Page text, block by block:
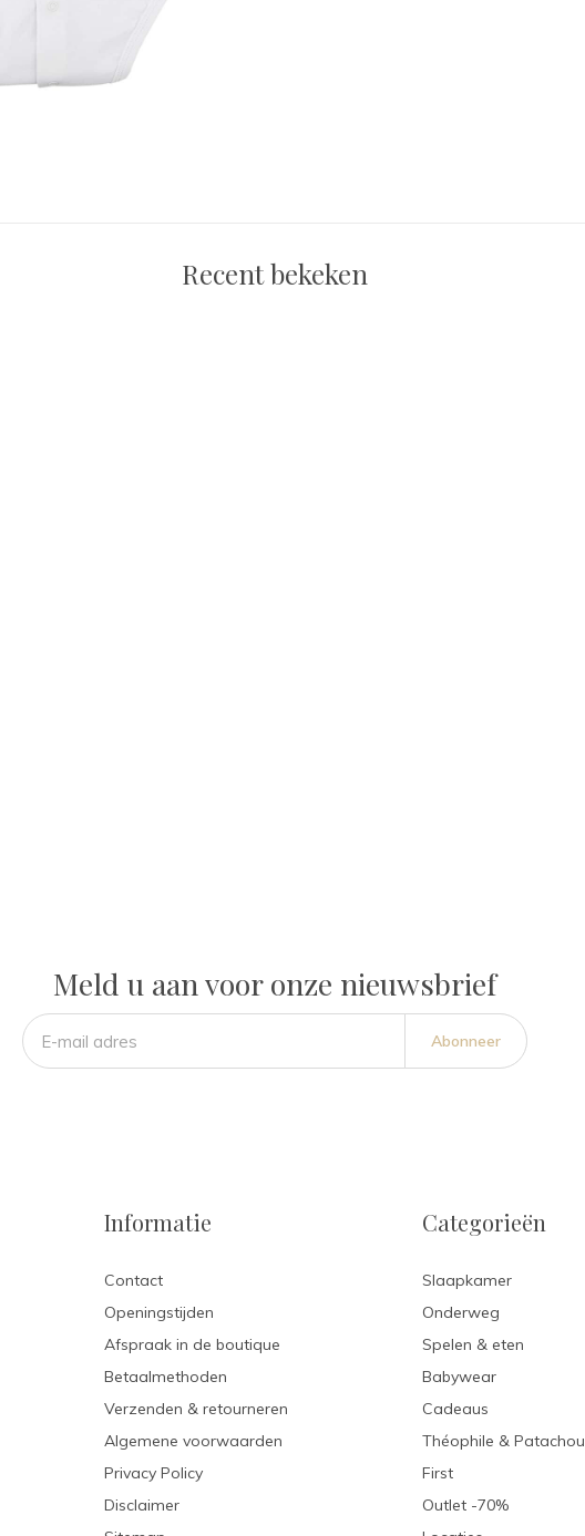
Recent bekeken
Meld u aan voor onze nieuwsbrief
Abonneer
Informatie
Contact
Openingstijden
Afspraak in de boutique
Betaalmethoden
Verzenden & retourneren
Algemene voorwaarden
Privacy Policy
Disclaimer
Categorieën
Slaapkamer
Onderweg
Spelen & eten
Babywear
Cadeaus
Théophile & Patachou
First
Outlet -70%